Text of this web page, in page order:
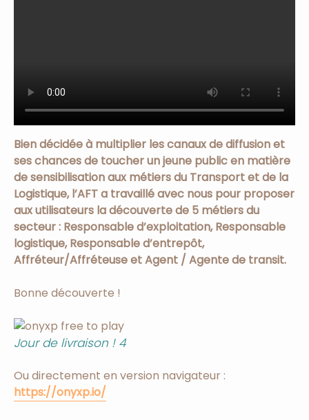
Bien décidée à multiplier les canaux de diffusion et
ses chances de toucher un jeune public en matière
de sensibilisation aux métiers du Transport et de la
Logistique, l’AFT a travaillé avec nous pour proposer
aux utilisateurs la découverte de 5 métiers du
secteur : Responsable d’exploitation, Responsable
logistique, Responsable d’entrepôt,
Affréteur/Affréteuse et Agent / Agente de transit.
Bonne découverte !
Jour de livraison ! 4
Ou directement en version navigateur :
https://onyxp.io/